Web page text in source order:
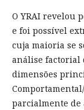
O YRAI revelou
e foi possível
cuja maioria se
análise factorial
dimensões
parcialmente de